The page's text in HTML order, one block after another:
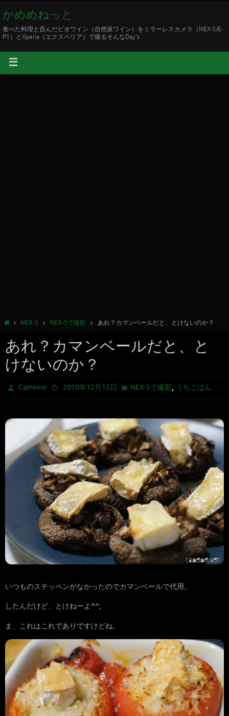
かめめねっと
食べた料理と呑んだビオワイン（自然派ワイン）をミラーレスカメラ（NEX-5/E-
P1）とXperia（エクスペリア）で撮るそんなDay's
NEX-5 NEX-5で撮影 あれ？カマンベールだと、とけないのか？
あれ？カマンベールだと、と
けないのか？
Cameme 2010年12月15日 NEX-5で撮影, うちごはん
いつものステッペンがなかったのでカマンベールで代用。
したんだけど、とけねーよ^^;
ま、これはこれでありですけどね。